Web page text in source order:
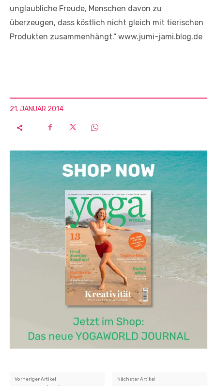
unglaubliche Freude, Menschen davon zu
überzeugen, dass köstlich nicht gleich mit tierischen
Produkten zusammenhängt.“ www.jumi-jami.blog.de
21. JANUAR 2014
Vorheriger Artikel Nächster Artikel